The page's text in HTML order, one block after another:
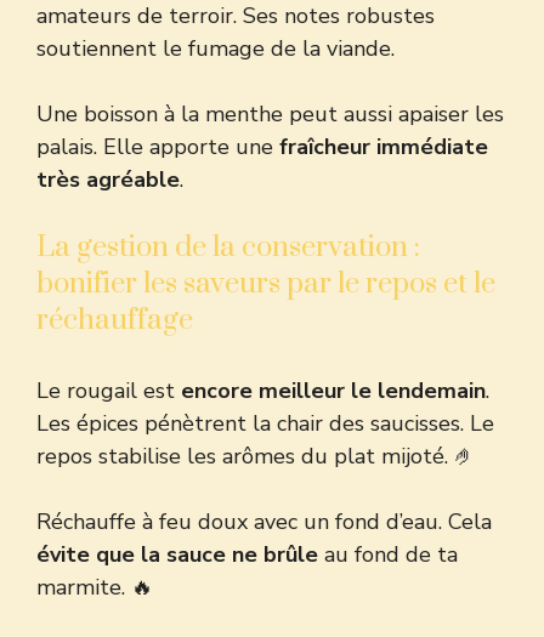
amateurs de terroir. Ses notes robustes
soutiennent le fumage de la viande.
Une boisson à la menthe peut aussi apaiser les
palais. Elle apporte une fraîcheur immédiate
très agréable.
La gestion de la conservation :
bonifier les saveurs par le repos et le
réchauffage
Le rougail est encore meilleur le lendemain.
Les épices pénètrent la chair des saucisses. Le
repos stabilise les arômes du plat mijoté. 🤌
Réchauffe à feu doux avec un fond d’eau. Cela
évite que la sauce ne brûle au fond de ta
marmite. 🔥